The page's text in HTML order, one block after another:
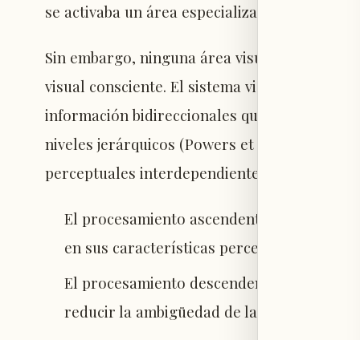
se activaba un área especializada en la
Sin embargo, ninguna área visual es
visual consciente. El sistema visual funciona
información bidireccionales que permiten
niveles jerárquicos (Powers et al., 2016).
perceptuales interdependientes:
El procesamiento ascendente (bottom-
en sus características perceptivas.
El procesamiento descendente (top-
reducir la ambigüedad de las señales